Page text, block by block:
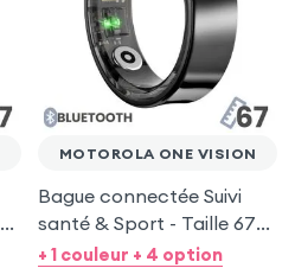
MOTOROLA ONE VISION
Bague connectée Suivi
santé & Sport - Taille 67
Noir
+ 1 couleur + 4 option